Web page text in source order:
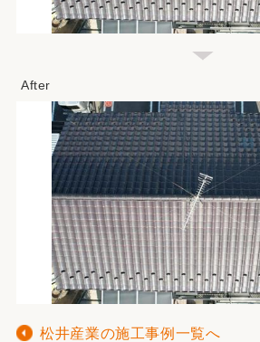
松井産業の施工事例一覧へ